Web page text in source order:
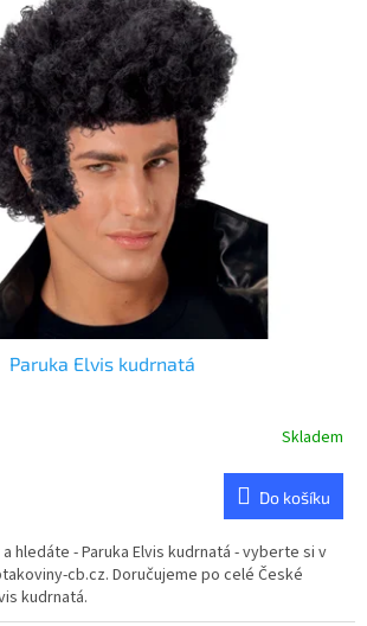
Paruka Elvis kudrnatá
Skladem
Do košíku
hledáte - Paruka Elvis kudrnatá - vyberte si v
cb.cz. Doručujeme po celé České
kudrnatá.